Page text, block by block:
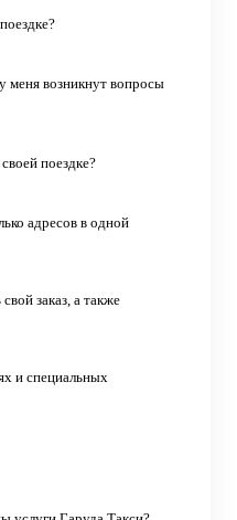
меня возникнут вопросы
поездке?
адресов в одной
заказ, а также
и специальных